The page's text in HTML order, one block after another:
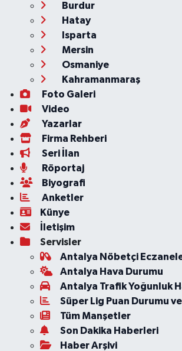
Burdur
Hatay
Isparta
Mersin
Osmaniye
Kahramanmaraş
Foto Galeri
Video
Yazarlar
Firma Rehberi
Seri İlan
Röportaj
Biyografi
Anketler
Künye
İletişim
Servisler
Antalya Nöbetçi
Antalya Hava Durumu
Antalya Trafik Yoğunluk
Süper Lig Puan Durumu
Tüm Manşetler
Son Dakika Haberleri
Haber Arşivi